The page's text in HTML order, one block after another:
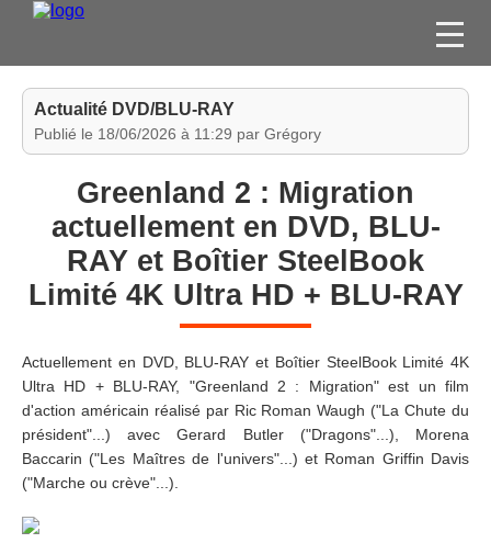
FILMS
JEUX VIDÉO
CONCOURS
DIVERS
MEMBRE
Actualité DVD/BLU-RAY
Publié le 18/06/2026 à 11:29 par Grégory
Greenland 2 : Migration
actuellement en DVD, BLU-
RAY et Boîtier SteelBook
Limité 4K Ultra HD + BLU-RAY
Actuellement en DVD, BLU-RAY et Boîtier SteelBook Limité 4K
Ultra HD + BLU-RAY, "Greenland 2 : Migration" est un film
d'action américain réalisé par Ric Roman Waugh ("La Chute du
président"...) avec Gerard Butler ("Dragons"...), Morena
Baccarin ("Les Maîtres de l'univers"...) et Roman Griffin Davis
("Marche ou crève"...).